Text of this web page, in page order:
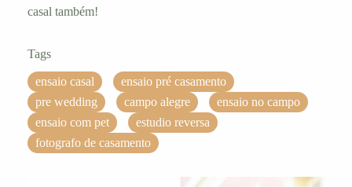
casal também!
Tags
ensaio casal
ensaio pré casamento
pre wedding
campo alegre
ensaio no campo
ensaio com pet
estudio reversa
fotografo de casamento